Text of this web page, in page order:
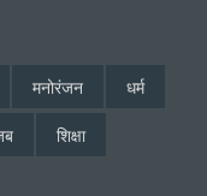
मनोरंजन
धर्म
शिक्षा